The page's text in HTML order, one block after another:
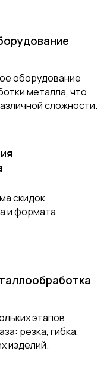
оборудование
металла, что
сложности.
скидок
и формата
этапов
резка, гибка,
изделий.